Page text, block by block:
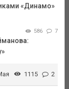
«Динамо»
586 7
1115 2